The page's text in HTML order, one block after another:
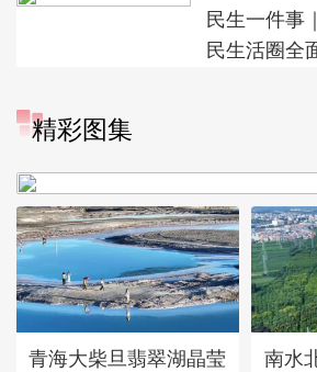
民生一件事
民生活圈全
精彩图集
“大地指纹”奏响夏夜文旅乐
青海大柴旦翡翠湖晶莹
南水